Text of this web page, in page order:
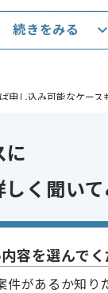
し込み可能なケース
託開発 , マイグレー
活躍中 , 40代活躍
続きをみる
に
しく聞い
容を選んでく
件があるか知り